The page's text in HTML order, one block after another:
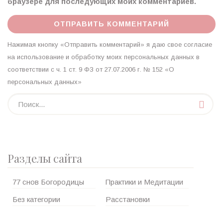
Нажимая кнопку «Отправить комментарий» я даю свое согласие
на использование и обработку моих персональных данных в
соответствии с ч. 1 ст. 9 ФЗ от 27.07.2006 г. № 152 «О
персональных данных»
Разделы сайта
77 снов Богородицы
Без категории
Практики и Медитации
Расстановки